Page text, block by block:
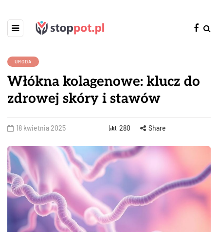
URODA
Włókna kolagenowe: klucz do
zdrowej skóry i stawów
18 kwietnia 2025 280 Share